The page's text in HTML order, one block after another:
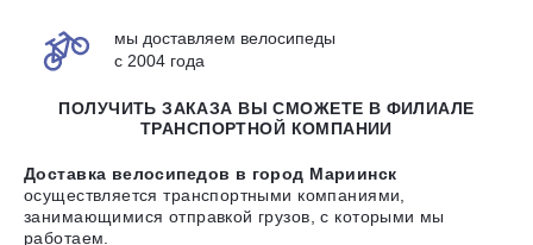
мы доставляем велосипеды
с 2004 года
ПОЛУЧИТЬ ЗАКАЗА ВЫ СМОЖЕТЕ В ФИЛИАЛЕ
ТРАНСПОРТНОЙ КОМПАНИИ
Доставка велосипедов в город Мариинск
осуществляется транспортными компаниями,
занимающимися отправкой грузов, с которыми мы
работаем.